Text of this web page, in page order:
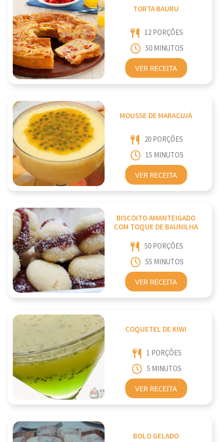
TORTA BAURU
12 PORÇÕES
50 MINUTOS
VER RECEITA
MOUSSE DE MARACUJÁ
20 PORÇÕES
15 MINUTOS
VER RECEITA
BISCOITO AMANTEIGADO
COM TOQUE DE BAUNILHA
50 PORÇÕES
55 MINUTOS
VER RECEITA
COQUETEL DE KIWI
1 PORÇÕES
5 MINUTOS
VER RECEITA
BOLO GELADO